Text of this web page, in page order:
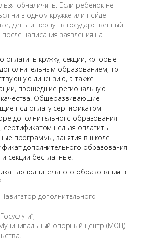
обналичить. Если ребенок не
ни в одном кружке или пойдет
деньги вернут в государственный
написания заявления на
кружку, секции, которые
образованием, то
лицензию, а также
прошедшие региональную
качества. Общеразвивающие
под оплату сертификатом
дополнительного образования
сертификатом нельзя оплатить
программы, занятия в школе
дополнительного образования
и секции бесплатные.
дополнительного образования в
дополнительного
опорный центр (МОЦ)